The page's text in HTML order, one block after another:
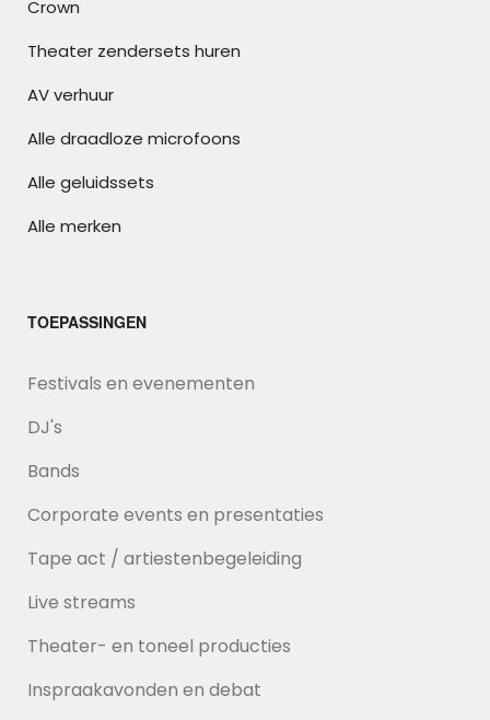
Crown
Theater zendersets huren
AV verhuur
Alle draadloze microfoons
Alle geluidssets
Alle merken
TOEPASSINGEN
Festivals en evenementen
DJ's
Bands
Corporate events en presentaties
Tape act / artiestenbegeleiding
Live streams
Theater- en toneel producties
Inspraakavonden en debat